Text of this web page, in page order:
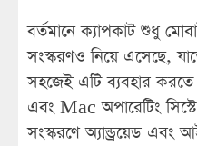
বর্তমানে ক্যাপকাট শুধু
সংস্করণও নিয়ে এসেছে,
সহজেই এটি ব্যবহার
এবং Mac অপারেটিং
সংস্করণে অ্যান্ড্রয়েড এবং